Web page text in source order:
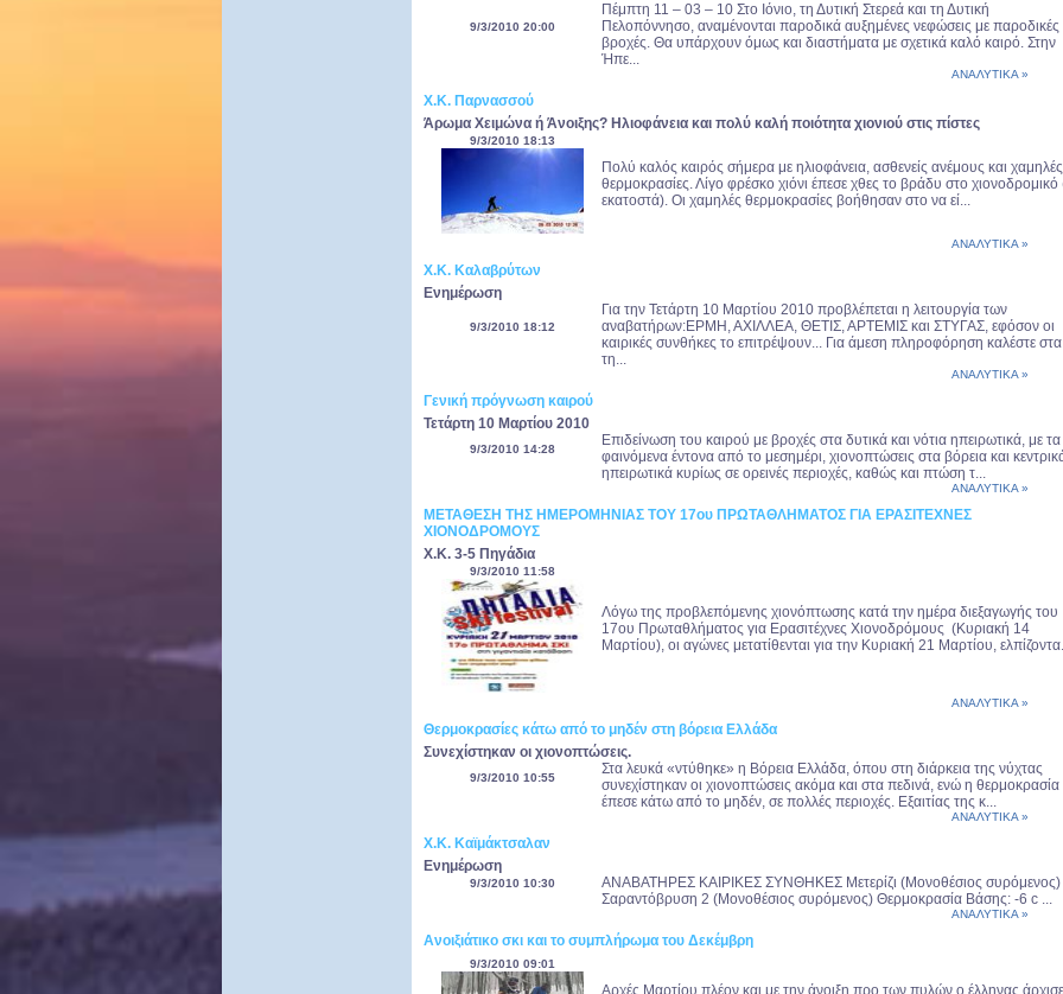
9/3/2010 20:00
Πέμπτη 11 – 03 – 10 Στο Ιόνιο, τη Δυτική Στερεά και τη Δυτική
Πελοπόννησο, αναμένονται παροδικά αυξημένες νεφώσεις με παροδικές
βροχές. Θα υπάρχουν όμως και διαστήματα με σχετικά καλό καιρό. Στην
Ήπε...
ΑΝΑΛΥΤΙΚΑ »
Χ.Κ. Παρνασσού
Άρωμα Χειμώνα ή Άνοιξης? Ηλιοφάνεια και πολύ καλή ποιότητα χιονιού στις πίστες
9/3/2010 18:13
Πολύ καλός καιρός σήμερα με ηλιοφάνεια, ασθενείς ανέμους και χαμηλές
θερμοκρασίες. Λίγο φρέσκο χιόνι έπεσε χθες το βράδυ στο χιονοδρομικό
εκατοστά). Οι χαμηλές θερμοκρασίες βοήθησαν στο να εί...
ΑΝΑΛΥΤΙΚΑ »
Χ.Κ. Καλαβρύτων
Ενημέρωση
9/3/2010 18:12
Για την Τετάρτη 10 Μαρτίου 2010 προβλέπεται η λειτουργία των
αναβατήρων:ΕΡΜΗ, ΑΧΙΛΛΕΑ, ΘΕΤΙΣ, ΑΡΤΕΜΙΣ και ΣΤΥΓΑΣ, εφόσον οι
καιρικές συνθήκες το επιτρέψουν... Για άμεση πληροφόρηση καλέστε στα
τη...
ΑΝΑΛΥΤΙΚΑ »
Γενική πρόγνωση καιρού
Τετάρτη 10 Μαρτίου 2010
9/3/2010 14:28
Επιδείνωση του καιρού με βροχές στα δυτικά και νότια ηπειρωτικά, με τα
φαινόμενα έντονα από το μεσημέρι, χιονοπτώσεις στα βόρεια και
ηπειρωτικά κυρίως σε ορεινές περιοχές, καθώς και πτώση τ...
ΑΝΑΛΥΤΙΚΑ »
ΜΕΤΑΘΕΣΗ ΤΗΣ ΗΜΕΡΟΜΗΝΙΑΣ ΤΟΥ 17ου ΠΡΩΤΑΘΛΗΜΑΤΟΣ ΓΙΑ ΕΡΑΣΙΤΕΧΝΕΣ
ΧΙΟΝΟΔΡΟΜΟΥΣ
Χ.Κ. 3-5 Πηγάδια
9/3/2010 11:58
Λόγω της προβλεπόμενης χιονόπτωσης κατά την ημέρα διεξαγωγής του
17ου Πρωταθλήματος για Ερασιτέχνες Χιονοδρόμους (Κυριακή 14
Μαρτίου), οι αγώνες μετατίθενται για την Κυριακή 21 Μαρτίου,
ΑΝΑΛΥΤΙΚΑ »
Θερμοκρασίες κάτω από το μηδέν στη βόρεια Ελλάδα
Συνεχίστηκαν οι χιονοπτώσεις.
9/3/2010 10:55
Στα λευκά «ντύθηκε» η Βόρεια Ελλάδα, όπου στη διάρκεια της νύχτας
συνεχίστηκαν οι χιονοπτώσεις ακόμα και στα πεδινά, ενώ η θερμοκρασία
έπεσε κάτω από το μηδέν, σε πολλές περιοχές. Εξαιτίας της κ...
ΑΝΑΛΥΤΙΚΑ »
Χ.Κ. Καϊμάκτσαλαν
Ενημέρωση
9/3/2010 10:30
ΑΝΑΒΑΤΗΡΕΣ ΚΑΙΡΙΚΕΣ ΣΥΝΘΗΚΕΣ Μετερίζι (Μονοθέσιος συρόμενος)
Σαραντόβρυση 2 (Μονοθέσιος συρόμενος) Θερμοκρασία Βάσης: -6 c ...
ΑΝΑΛΥΤΙΚΑ »
Ανοιξιάτικο σκι και το συμπλήρωμα του Δεκέμβρη
9/3/2010 09:01
Αρχές Μαρτίου πλέον και με την άνοιξη προ των πυλών ο έλληνας άρχισε